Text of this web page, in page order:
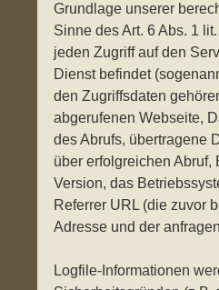
Grundlage unserer
Sinne des Art. 6 Abs. 1
jeden Zugriff auf den
Dienst befindet
den Zugriffsdaten
abgerufenen Webseite,
des Abrufs, übertragene
über erfolgreichen Abruf,
Version, das
Referrer URL (die zuvor
Adresse und der
Logfile-Informationen